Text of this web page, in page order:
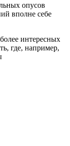
опусов
вполне себе
интересных
где, например,